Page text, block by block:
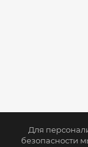
Для
безопасности